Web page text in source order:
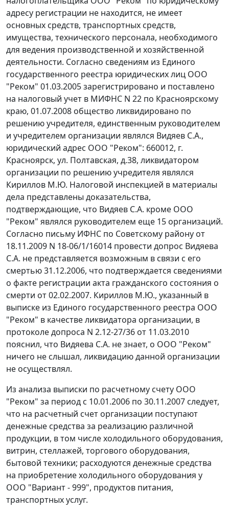
адресу регистрации не находится, не имеет
основных средств, транспортных средств,
имущества, технического персонала, необходимого
для ведения производственной и хозяйственной
деятельности. Согласно сведениям из Единого
государственного реестра юридических лиц ООО
"Реком" 01.03.2005 зарегистрировано и поставлено
на налоговый учет в МИФНС N 22 по Красноярскому
краю, 01.07.2008 общество ликвидировано по
решению учредителя, единственным руководителем
и учредителем организации являлся Видяев С.А.,
юридический адрес ООО "Реком": 660012, г.
Красноярск, ул. Полтавская, д.38, ликвидатором
организации по решению учредителя являлся
Кириллов М.Ю. Налоговой инспекцией в материалы
дела представлены доказательства,
подтверждающие, что Видяев С.А. кроме ООО
"Реком" являлся руководителем еще 15 организаций.
Согласно письму ИФНС по Советскому району от
18.11.2009 N 18-06/1/16014 провести допрос Видяева
С.А. не представляется возможным в связи с его
смертью 31.12.2006, что подтверждается сведениями
о факте регистрации акта гражданского состояния о
смерти от 02.02.2007. Кириллов М.Ю., указанный в
выписке из Единого государственного реестра ООО
"Реком" в качестве ликвидатора организации, в
протоколе допроса N 2.12-27/36 от 11.03.2010
пояснил, что Видяева С.А. не знает, о ООО "Реком"
ничего не слышал, ликвидацию данной организации
не осуществлял.
Из анализа выписки по расчетному счету ООО
"Реком" за период с 10.01.2006 по 30.11.2007 следует,
что на расчетный счет организации поступают
денежные средства за реализацию различной
продукции, в том числе холодильного оборудования,
витрин, стеллажей, торгового оборудования,
бытовой техники; расходуются денежные средства
на приобретение холодильного оборудования у
ООО "Вариант - 999", продуктов питания,
транспортных услуг.